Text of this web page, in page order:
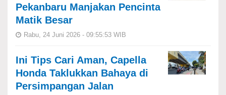
Pekanbaru Manjakan Pencinta
Matik Besar
Rabu, 24 Juni 2026 - 09:55:53 WIB
Ini Tips Cari Aman, Capella
Honda Taklukkan Bahaya di
Persimpangan Jalan